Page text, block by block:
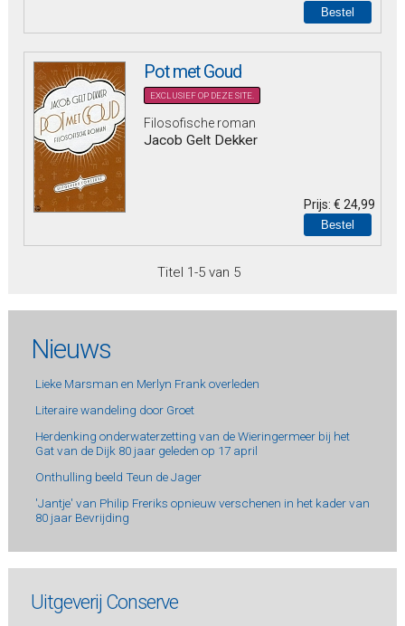
Pot met Goud
EXCLUSIEF OP DEZE SITE.
Filosofische roman
Jacob Gelt Dekker
Prijs:€ 24,99
Titel 1-5 van 5
Nieuws
Lieke Marsman en Merlyn Frank overleden
Literaire wandeling door Groet
Herdenking onderwaterzetting van de Wieringermeer bij het
Gat van de Dijk 80 jaar geleden op 17 april
Onthulling beeld Teun de Jager
'Jantje' van Philip Freriks opnieuw verschenen in het kader van
80 jaar Bevrijding
Uitgeverij Conserve